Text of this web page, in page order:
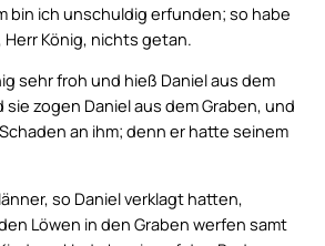
bin ich unschuldig erfunden; so habe
König, nichts getan.
sehr froh und hieß Daniel aus dem
sie zogen Daniel aus dem Graben, und
an ihm; denn er hatte seinem
so Daniel verklagt hatten,
Löwen in den Graben werfen samt